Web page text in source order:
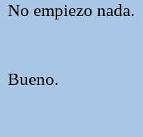
No empiezo nada.
Bueno.